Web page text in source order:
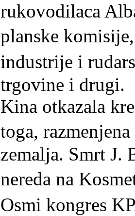
rukovodilaca
planske
industrije i
trgovine i drugi.
Kina otkazala
toga,
zemalja. Smrt J.
nereda na
Osmi kongres